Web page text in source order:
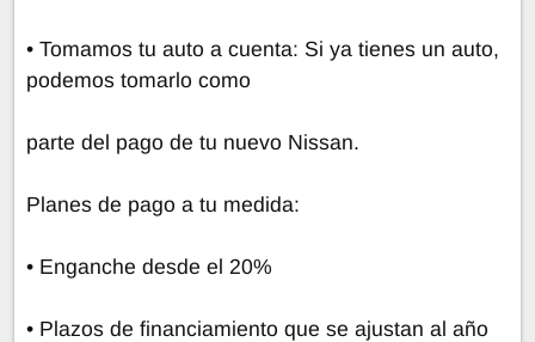
• Tomamos tu auto a cuenta: Si ya tienes un auto,
podemos tomarlo como
parte del pago de tu nuevo Nissan.
Planes de pago a tu medida:
• Enganche desde el 20%
• Plazos de financiamiento que se ajustan al año